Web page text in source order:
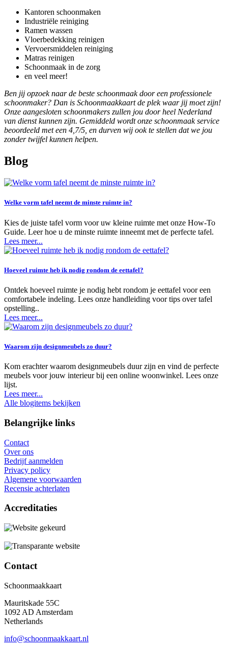
Kantoren schoonmaken
Industriële reiniging
Ramen wassen
Vloerbedekking reinigen
Vervoersmiddelen reiniging
Matras reinigen
Schoonmaak in de zorg
en veel meer!
Ben jij opzoek naar de beste schoonmaak door een professionele
schoonmaker? Dan is Schoonmaakkaart de plek waar jij moet zijn!
Onze aangesloten schoonmakers zullen jou door heel Nederland
van dienst kunnen zijn. Gemiddeld wordt onze schoonmaak service
beoordeeld met een 4,7/5, en durven wij ook te stellen dat we jou
zonder twijfel kunnen helpen.
Blog
Welke vorm tafel neemt de minste ruimte in?
Kies de juiste tafel vorm voor uw kleine ruimte met onze How-To
Guide. Leer hoe u de minste ruimte inneemt met de perfecte tafel.
Lees meer...
Hoeveel ruimte heb ik nodig rondom de eettafel?
Ontdek hoeveel ruimte je nodig hebt rondom je eettafel voor een
comfortabele indeling. Lees onze handleiding voor tips over tafel
opstelling..
Lees meer...
Waarom zijn designmeubels zo duur?
Kom erachter waarom designmeubels duur zijn en vind de perfecte
meubels voor jouw interieur bij een online woonwinkel. Lees onze
lijst.
Lees meer...
Alle blogitems bekijken
Belangrijke links
Contact
Over ons
Bedrijf aanmelden
Privacy policy
Algemene voorwaarden
Recensie achterlaten
Accreditaties
Contact
Schoonmaakkaart
Mauritskade 55C
1092 AD Amsterdam
Netherlands
info@schoonmaakkaart.nl